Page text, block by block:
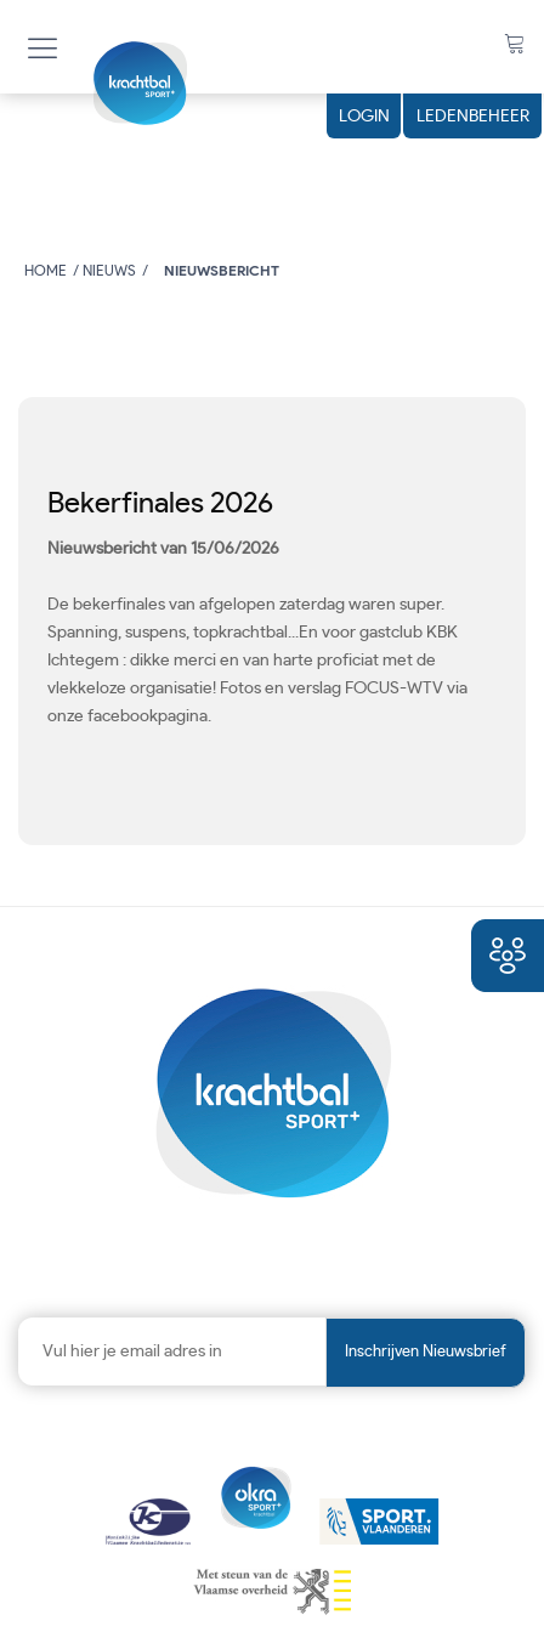
LOGIN LEDENBEHEER
HOME NIEUWS NIEUWSBERICHT
Bekerfinales 2026
Nieuwsbericht van 15/06/2026
De bekerfinales van afgelopen zaterdag waren super.
Spanning, suspens, topkrachtbal...En voor gastclub KBK
Ichtegem : dikke merci en van harte proficiat met de
vlekkeloze organisatie! Fotos en verslag FOCUS-WTV via
onze facebookpagina.
Inschrijven Nieuwsbrief